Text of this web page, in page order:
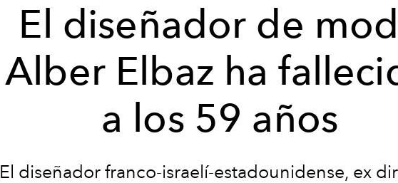
El diseñador de
Alber Elbaz ha
a los 59 años
El diseñador franco-israelí-estadounidense, ex